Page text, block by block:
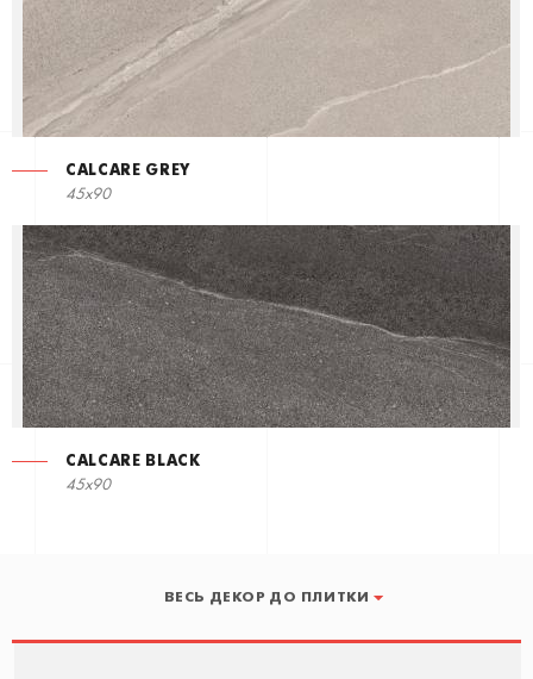
CALCARE GREY
45x90
CALCARE BLACK
45x90
ВЕСЬ ДЕКОР ДО ПЛИТКИ